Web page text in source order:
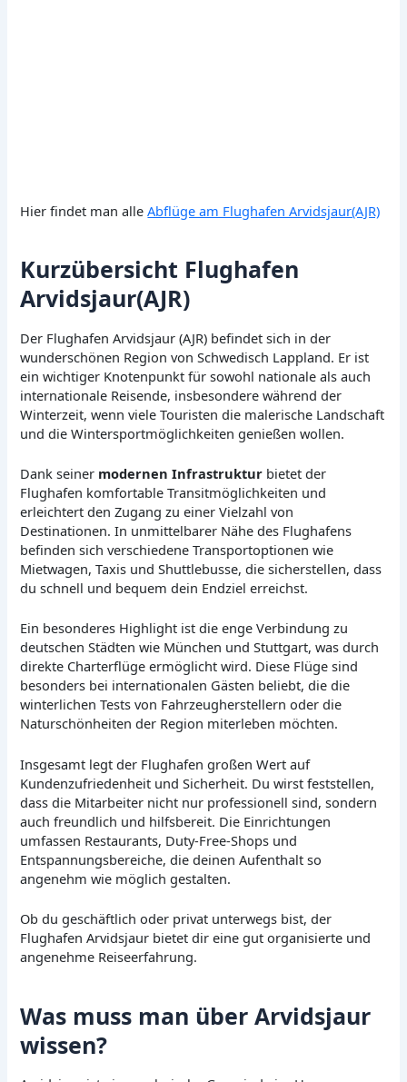
Hier findet man alleAbflüge am Flughafen Arvidsjaur(AJR)
Kurzübersicht Flughafen
Arvidsjaur(AJR)
Der Flughafen Arvidsjaur (AJR) befindet sich in der
wunderschönen Region von Schwedisch Lappland. Er ist
ein wichtiger Knotenpunkt für sowohl nationale als auch
internationale Reisende, insbesondere während der
Winterzeit, wenn viele Touristen die malerische Landschaft
und die Wintersportmöglichkeiten genießen wollen.
Dank seiner modernen Infrastruktur bietet der
Flughafen komfortable Transitmöglichkeiten und
erleichtert den Zugang zu einer Vielzahl von
Destinationen. In unmittelbarer Nähe des Flughafens
befinden sich verschiedene Transportoptionen wie
Mietwagen, Taxis und Shuttlebusse, die sicherstellen, dass
du schnell und bequem dein Endziel erreichst.
Ein besonderes Highlight ist die enge Verbindung zu
deutschen Städten wie München und Stuttgart, was durch
direkte Charterflüge ermöglicht wird. Diese Flüge sind
besonders bei internationalen Gästen beliebt, die die
winterlichen Tests von Fahrzeugherstellern oder die
Naturschönheiten der Region miterleben möchten.
Insgesamt legt der Flughafen großen Wert auf
Kundenzufriedenheit und Sicherheit. Du wirst feststellen,
dass die Mitarbeiter nicht nur professionell sind, sondern
auch freundlich und hilfsbereit. Die Einrichtungen
umfassen Restaurants, Duty-Free-Shops und
Entspannungsbereiche, die deinen Aufenthalt so
angenehm wie möglich gestalten.
Ob du geschäftlich oder privat unterwegs bist, der
Flughafen Arvidsjaur bietet dir eine gut organisierte und
angenehme Reiseerfahrung.
Was muss man über Arvidsjaur
wissen?